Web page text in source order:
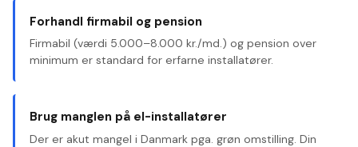
Forhandl firmabil og pension
Firmabil (værdi 5.000–8.000 kr./md.) og pension over
minimum er standard for erfarne installatører.
Brug manglen på el-installatører
Der er akut mangel i Danmark pga. grøn omstilling. Din